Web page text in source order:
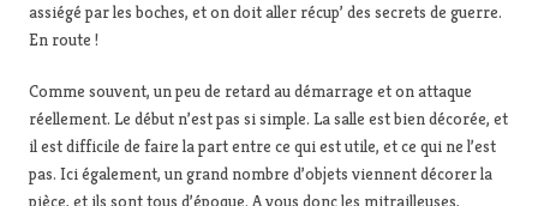
assiégé par les boches, et on doit aller récup’ des secrets de guerre.
En route !
Comme souvent, un peu de retard au démarrage et on attaque
réellement. Le début n’est pas si simple. La salle est bien décorée, et
il est difficile de faire la part entre ce qui est utile, et ce qui ne l’est
pas. Ici également, un grand nombre d’objets viennent décorer la
pièce, et ils sont tous d’époque. A vous donc les mitrailleuses,